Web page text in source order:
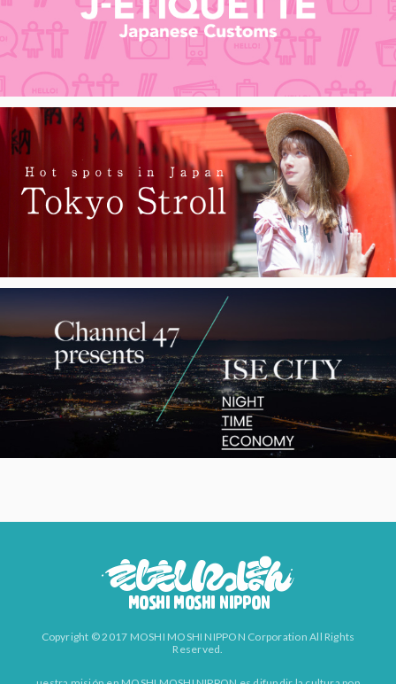
Copyright © 2017 MOSHI MOSHI NIPPON Corporation All Rights
Reserved.